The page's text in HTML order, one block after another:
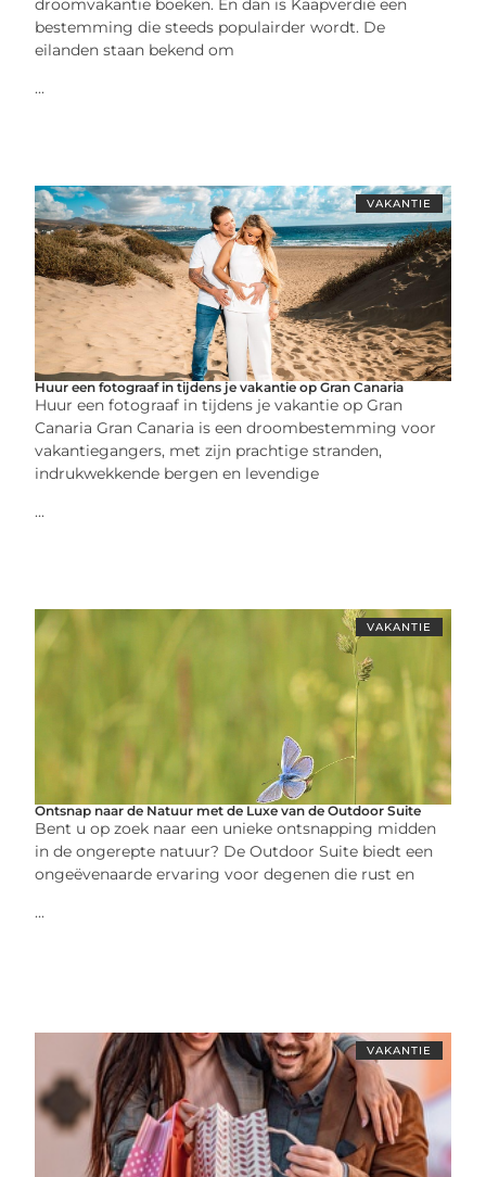
bestemming die steeds populairder wordt. De
eilanden staan bekend om
...
VAKANTIE
Huur een fotograaf in tijdens je vakantie op Gran Canaria
Huur een fotograaf in tijdens je vakantie op Gran
Canaria Gran Canaria is een droombestemming voor
vakantiegangers, met zijn prachtige stranden,
indrukwekkende bergen en levendige
...
VAKANTIE
Ontsnap naar de Natuur met de Luxe van de Outdoor Suite
Bent u op zoek naar een unieke ontsnapping midden
in de ongerepte natuur? De Outdoor Suite biedt een
ongeëvenaarde ervaring voor degenen die rust en
...
VAKANTIE